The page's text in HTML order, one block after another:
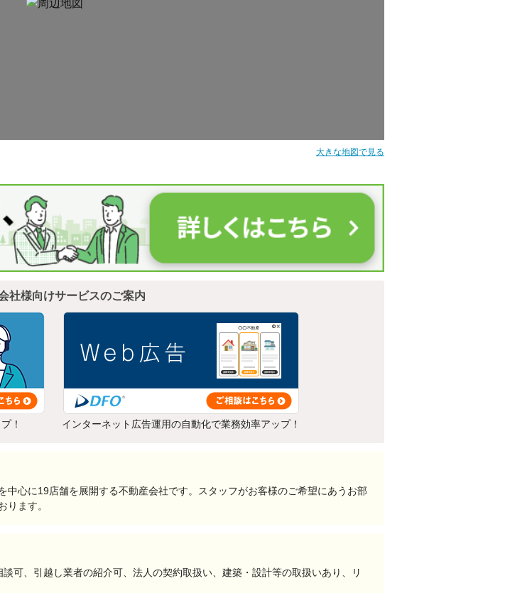
大きな地図で見る
社様向けサービスのご案内
！ インターネット広告運用の自動化で業務効率アップ！
心に19店舗を展開する不動産会社です。スタッフがお客様のご希望にあうお部
ります。
可、引越し業者の紹介可、法人の契約取扱い、建築・設計等の取扱いあり、リ